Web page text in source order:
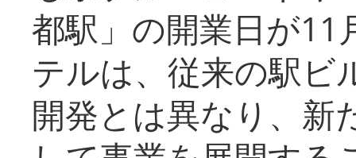
都駅」の開業日が11
テルは、従来の駅ビ
開発とは異なり、新